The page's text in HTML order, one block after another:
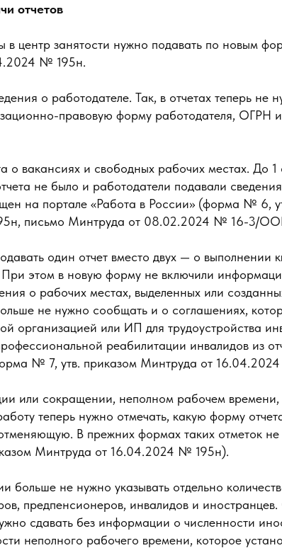
отчетов
в центр занятости нужно подавать по новым
№ 195н.
о работодателе. Так, в отчетах теперь не
правовую форму работодателя, ОГРН
о вакансиях и свободных рабочих местах. До 1
не было и работодатели подавали
на портале «Работа в России» (форма № 6,
письмо Минтруда от 08.02.2024 № 16-3/
один отчет вместо двух — о выполнении
этом в новую форму не включили
о рабочих местах, выделенных или
не нужно сообщать и о соглашениях,
организацией или ИП для трудоустройства
реабилитации инвалидов из
№ 7, утв. приказом Минтруда от
или сокращении, неполном рабочем времени,
теперь нужно отмечать, какую форму
В прежних формах таких отметок
Минтруда от 16.04.2024 № 195н).
больше не нужно указывать отдельно
предпенсионеров, инвалидов и иностранцев.
сдавать без информации о численности
неполного рабочего времени, которое